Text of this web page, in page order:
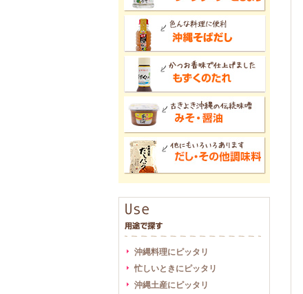
沖縄料理にピッタリ
忙しいときにピッタリ
沖縄土産にピッタリ